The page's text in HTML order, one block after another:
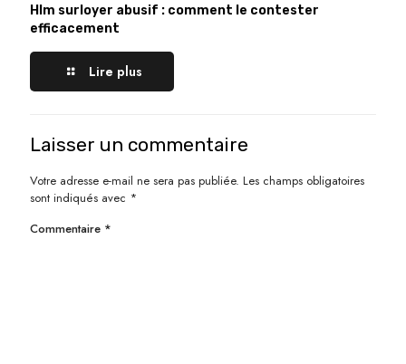
Hlm surloyer abusif : comment le contester
efficacement
Lire plus
Laisser un commentaire
Votre adresse e-mail ne sera pas publiée. Les champs obligatoires
sont indiqués avec *
Commentaire *